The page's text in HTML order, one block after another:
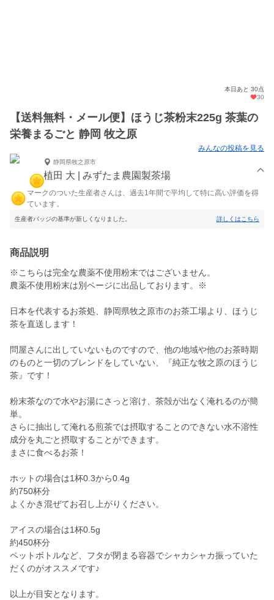
本日あと 30点
30
【送料無料・メール便】ほうじ茶粉末225g 茶葉の
栄養まるごと 静岡 牧之原
みんなの投稿を見る
静岡県牧之原市
植田 大 | みずたま農園製茶場
マークのついた生産者さんは、過去1年間で平均して特に高い評価を得
ています。
生産者バッジの基準が新しくなりました。 詳しくはこちら
商品説明
※こちらは完全な農薬不使用粉末ではございません。
農薬不使用粉末は別ページに出品しております。※
日本を代表するお茶処、静岡県牧之原市のお茶工場より、ほうじ
茶を直送します！
問屋さんに出していないものですので、他の地域や他のお茶時期
のものと一切のブレンドをしていない、『純正な牧之原のほうじ
茶』です！
粉末茶なので水やお湯にさっと溶け、茶殻が出なく淹れるのが簡
単。
さらに抽出して淹れる煎茶では摂取することのできない水不溶性
成分を丸ごと摂取することができます。
まさに食べるお茶！
ホットの場合は1杯0.3から0.4g
約750杯分
よくかき混ぜてお召し上がりください。
アイスの場合は1杯0.5g
約450杯分
ペットボトルなど、フタが閉まる容器でシャカシャカ振っていた
だくのがオススメです♪
以上が目安となります。